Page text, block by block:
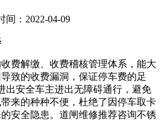
间：2022-04-09
费解缴、收费稽核管理体系，能大
致的收费漏洞，保证停车费的足
出安全车主进出无障碍通行，避免
来的种种不便，杜绝了因停车取卡
安全隐患。道闸维修推荐咨询不锈